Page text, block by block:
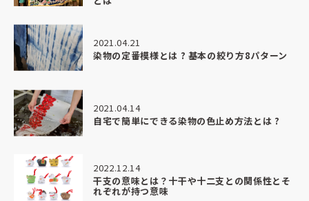
2021.04.21
染物の定番模様とは ? 基本の絞り方8パターン
2021.04.14
自宅で簡単にできる染物の色止め方法とは ?
2022.12.14
干支の意味とは？十干や十二支との関係性とそ
れぞれが持つ意味